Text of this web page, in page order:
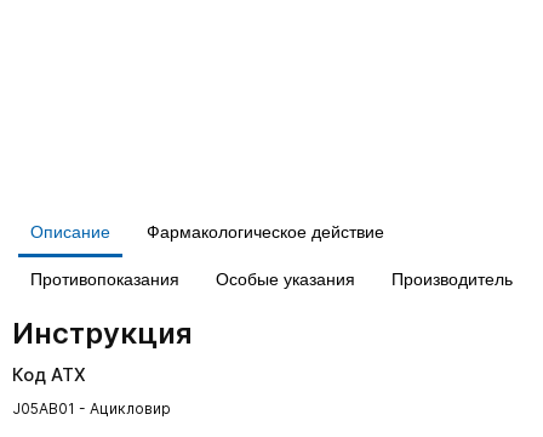
Описание Фармакологическое действие
Противопоказания Особые указания Производитель
Инструкция
Код АТХ
J05AB01 - Ацикловир